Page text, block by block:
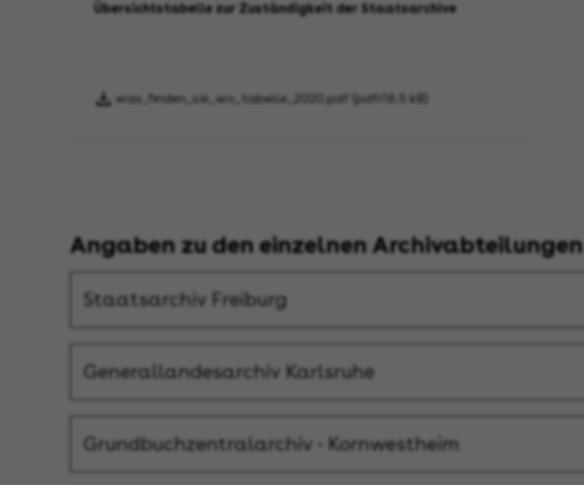
Übersichtstabelle zur Zuständigkeit der Staatsarchive
was_finden_sie_wo_tabelle_2020.pdf (pdf/18.5 kB)
Angaben zu den einzelnen Archivabteilungen
Staatsarchiv Freiburg
Generallandesarchiv Karlsruhe
Grundbuchzentralarchiv - Kornwestheim